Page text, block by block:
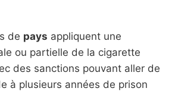
de pays appliquent une
ou partielle de la cigarette
des sanctions pouvant aller de
à plusieurs années de prison